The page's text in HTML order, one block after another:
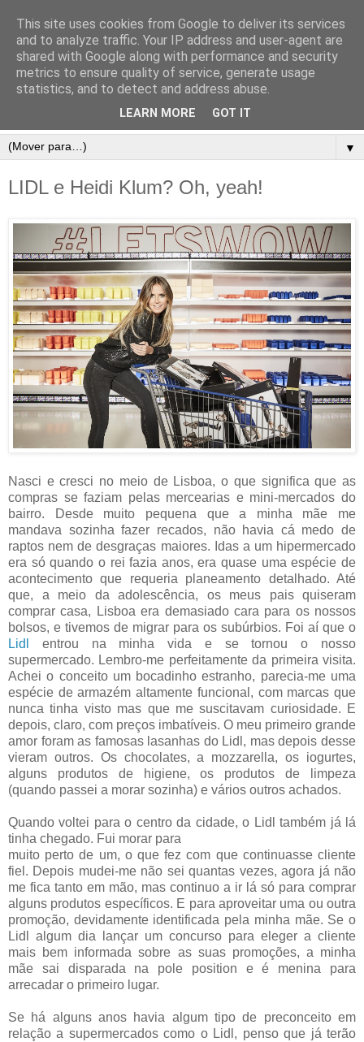
▼
LIDL e Heidi Klum? Oh, yeah!
Nasci e cresci no meio de Lisboa, o que significa que as
compras se faziam pelas mercearias e mini-mercados do
bairro. Desde muito pequena que a minha mãe me
mandava sozinha fazer recados, não havia cá medo de
raptos nem de desgraças maiores. Idas a um hipermercado
era só quando o rei fazia anos, era quase uma espécie de
acontecimento que requeria planeamento detalhado. Até
que, a meio da adolescência, os meus pais quiseram
comprar casa, Lisboa era demasiado cara para os nossos
bolsos, e tivemos de migrar para os subúrbios. Foi aí que o
Lidl
entrou na minha vida e se tornou o nosso
supermercado. Lembro-me perfeitamente da primeira visita.
Achei o conceito um bocadinho estranho, parecia-me uma
espécie de armazém altamente funcional, com marcas que
nunca tinha visto mas que me suscitavam curiosidade. E
depois, claro, com preços imbatíveis. O meu primeiro grande
amor foram as famosas lasanhas do Lidl, mas depois desse
vieram outros. Os chocolates, a mozzarella, os iogurtes,
alguns produtos de higiene, os produtos de limpeza
(quando passei a morar sozinha) e vários outros achados.
Quando voltei para o centro da cidade, o Lidl também já lá
tinha chegado. Fui morar para
muito perto de um, o que fez com que continuasse cliente
fiel. Depois mudei-me não sei quantas vezes, agora já não
me fica tanto em mão, mas continuo a ir lá só para comprar
alguns produtos específicos. E para aproveitar uma ou outra
promoção, devidamente identificada pela minha mãe. Se o
Lidl algum dia lançar um concurso para eleger a cliente
mais bem informada sobre as suas promoções, a minha
mãe sai disparada na pole position e é menina para
arrecadar o primeiro lugar.
Se há alguns anos havia algum tipo de preconceito em
relação a supermercados como o Lidl, penso que já terão
This site uses cookies from Google to deliver its services
and to analyze traffic. Your IP address and user-agent are
shared with Google along with performance and security
metrics to ensure quality of service, generate usage
statistics, and to detect and address abuse.
LEARN MORE GOT IT